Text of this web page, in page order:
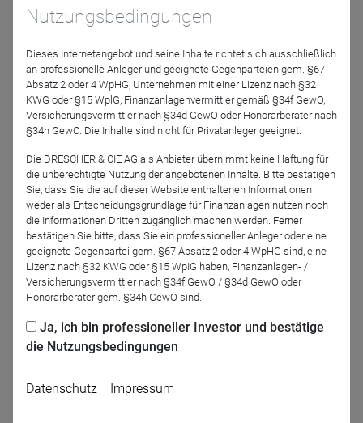
ist es womöglich nicht doch besser, die berühmten
Schlaftabletten Kostolanys einzunehmen und Aktien lange
Munger seit Ewigkeiten propagieren?
Dieser Frage wollen Stefan Riße und Johannes Hesche in
ihrem monatlichen Kapitalmarktausblick ACATIS-Value
Added nachgehen.
Natürlich gibt es wie immer auch den üblichen
Kapitalmarktausblick und den Blick ins Portfolio mit dem
Portrait einer Aktie aus dem des ACATIS Aktien Global
Fonds.
Jetzt für das Partner-Webinar anmelden
Nutzungsbedingungen
Dieses Internetangebot und seine Inhalte richtet sich ausschließlich
an professionelle Anleger und geeignete Gegenparteien gem. §67
Absatz 2 oder 4 WpHG, Unternehmen mit einer Lizenz nach §32
KWG oder §15 WplG, Finanzanlagenvermittler gemäß §34f GewO,
Versicherungsvermittler nach §34d GewO oder Honorarberater nach
§34h GewO. Die Inhalte sind nicht für Privatanleger geeignet.
Die DRESCHER & CIE AG als Anbieter übernimmt keine Haftung für
die unberechtigte Nutzung der angebotenen Inhalte. Bitte bestätigen
Sie, dass Sie die auf dieser Website enthaltenen Informationen
weder als Entscheidungsgrundlage für Finanzanlagen nutzen noch
die Informationen Dritten zugänglich machen werden. Ferner
bestätigen Sie bitte, dass Sie ein professioneller Anleger oder eine
geeignete Gegenpartei gem. §67 Absatz 2 oder 4 WpHG sind, eine
Lizenz nach §32 KWG oder §15 WpIG haben, Finanzanlagen- /
Versicherungsvermittler nach §34f GewO / §34d GewO oder
Honorarberater gem. §34h GewO sind.
Ja, ich bin professioneller Investor und bestätige
die Nutzungsbedingungen
Datenschutz Impressum